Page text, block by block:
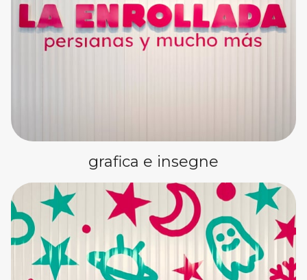
grafica e insegne